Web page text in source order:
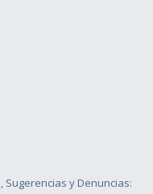
Sugerencias y Denuncias: